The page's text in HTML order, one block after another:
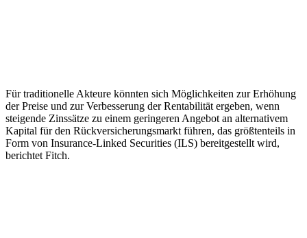
Für traditionelle Akteure könnten sich Möglichkeiten zur Erhöhung
der Preise und zur Verbesserung der Rentabilität ergeben, wenn
steigende Zinssätze zu einem geringeren Angebot an alternativem
Kapital für den Rückversicherungsmarkt führen, das größtenteils in
Form von Insurance-Linked Securities (ILS) bereitgestellt wird,
berichtet Fitch.